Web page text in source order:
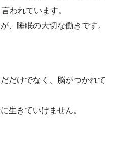
言われています。
、睡眠の大切な働きです。
だけでなく、脳がつかれて
生きていけません。